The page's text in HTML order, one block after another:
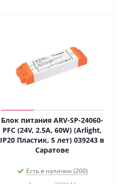
Блок питания ARV-SP-24060-
PFC (24V, 2.5A, 60W) (Arlight,
IP20 Пластик, 5 лет) 039243 в
Саратове
Есть в наличии (200)